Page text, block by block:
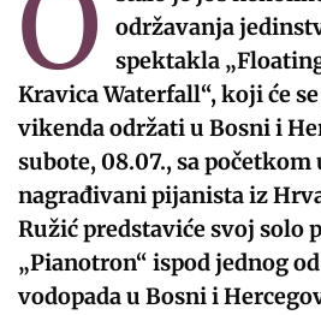
održavanja
spektakla
Kravica Waterfall“, koji će
vikenda održati u Bosni i
subote, 08.07., sa početkom
nagrađivani pijanista iz
Ružić predstaviće svoj solo
„Pianotron“ ispod jednog
vodopada u Bosni i